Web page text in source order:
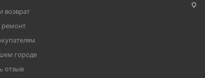
возврат
ремонт
городе
отзыв